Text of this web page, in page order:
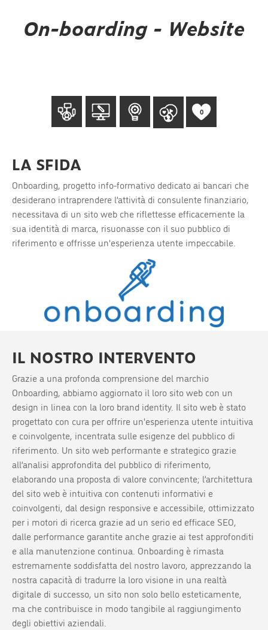
On-boarding - Website
0
LA SFIDA
Onboarding, progetto info-formativo dedicato ai bancari che
desiderano intraprendere l’attività di consulente finanziario,
necessitava di un sito web che riflettesse efficacemente la
sua identità di marca, risuonasse con il suo pubblico di
riferimento e offrisse un'esperienza utente impeccabile.
IL NOSTRO INTERVENTO
Grazie a una profonda comprensione del marchio
Onboarding, abbiamo aggiornato il loro sito web con un
design in linea con la loro brand identity. Il sito web è stato
progettato con cura per offrire un'esperienza utente intuitiva
e coinvolgente, incentrata sulle esigenze del pubblico di
riferimento. Un sito web performante e strategico grazie
all’analisi approfondita del pubblico di riferimento,
elaborando una proposta di valore convincente; l’architettura
del sito web è intuitiva con contenuti informativi e
coinvolgenti, dal design responsive e accessibile, ottimizzato
per i motori di ricerca grazie ad un serio ed efficace SEO,
dalle performance garantite anche grazie ai test approfonditi
e alla manutenzione continua. Onboarding è rimasta
estremamente soddisfatta del nostro lavoro, apprezzando la
nostra capacità di tradurre la loro visione in una realtà
digitale di successo, un sito non solo bello esteticamente,
ma che contribuisce in modo tangibile al raggiungimento
degli obiettivi aziendali.